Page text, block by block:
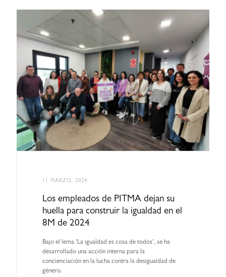
11 MARZO, 2024
Los empleados de PITMA dejan su
huella para construir la igualdad en el
8M de 2024
Bajo el lema 'La igualdad es cosa de todos', se ha
desarrollado una acción interna para la
concienciación en la lucha contra la desigualdad de
género.